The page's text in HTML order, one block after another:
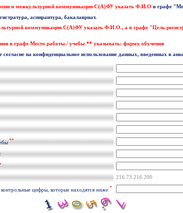
и межкультурной коммуникации С(А)ФУ указать Ф.И.О в графе
аспирантура, бакалавриат.
коммуникации С(А)ФУ указать Ф.И.О., а в графе "Цель
в графе Место работы / учебы ** указывать: форму обучения
согласие на конфиденциальное использование данных, введенных в
**
216.73.216.200
контрольные цифры, которые находятся ниже *